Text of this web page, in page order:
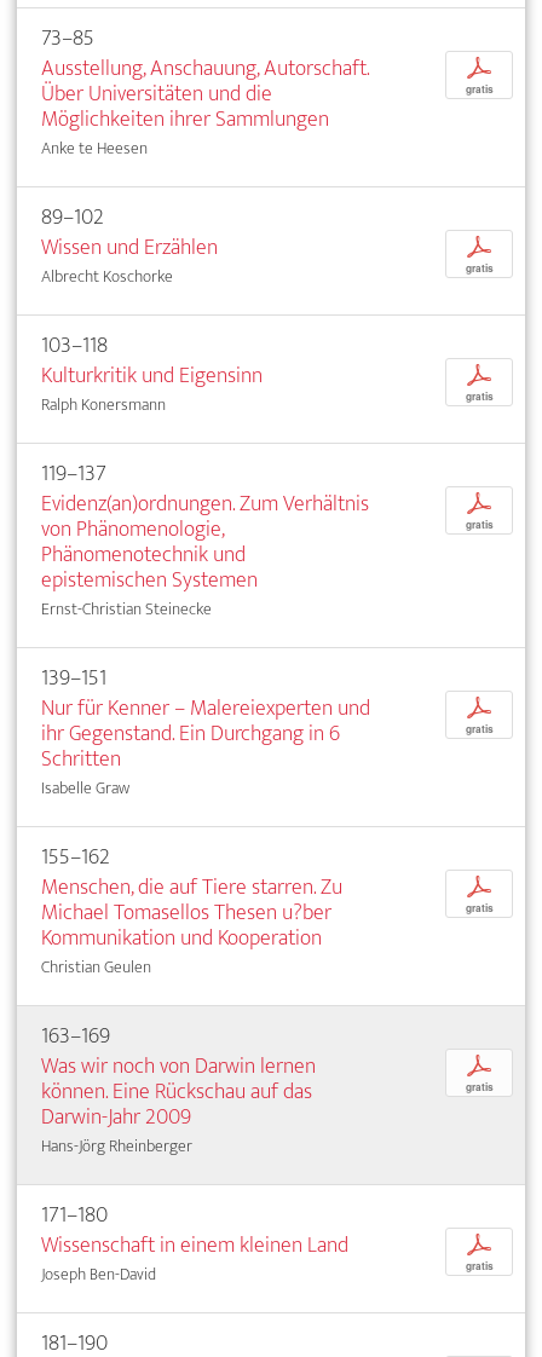
73–85
Ausstellung, Anschauung, Autorschaft.
Über Universitäten und die
Möglichkeiten ihrer Sammlungen
Anke te Heesen
p
gratis
89–102
Wissen und Erzählen
Albrecht Koschorke
p
gratis
103–118
Kulturkritik und Eigensinn
Ralph Konersmann
p
gratis
119–137
Evidenz(an)ordnungen. Zum Verhältnis
von Phänomenologie,
Phänomenotechnik und
epistemischen Systemen
Ernst-Christian Steinecke
p
gratis
139–151
Nur für Kenner – Malereiexperten und
ihr Gegenstand. Ein Durchgang in 6
Schritten
Isabelle Graw
p
gratis
155–162
Menschen, die auf Tiere starren. Zu
Michael Tomasellos Thesen u?ber
Kommunikation und Kooperation
Christian Geulen
p
gratis
163–169
Was wir noch von Darwin lernen
können. Eine Rückschau auf das
Darwin-Jahr 2009
Hans-Jörg Rheinberger
p
gratis
171–180
Wissenschaft in einem kleinen Land
Joseph Ben-David
p
gratis
181–190